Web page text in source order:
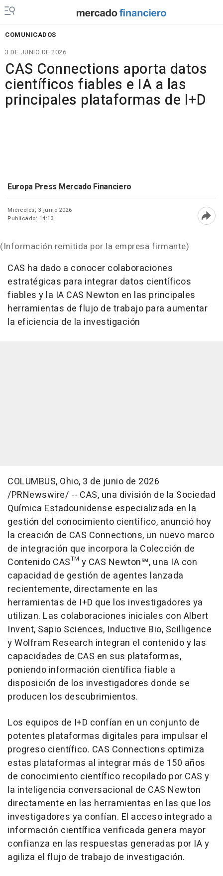
COMUNICADOS
3 DE JUNIO DE 2026
CAS Connections aporta datos
científicos fiables e IA a las
principales plataformas de I+D
Europa Press Mercado Financiero
Miércoles, 3 junio 2026
Publicado: 14:13
(Información remitida por la empresa firmante)
CAS ha dado a conocer colaboraciones
estratégicas para integrar datos científicos
fiables y la IA CAS Newton en las principales
herramientas de flujo de trabajo para aumentar
la eficiencia de la investigación
COLUMBUS, Ohio, 3 de junio de 2026
/PRNewswire/ -- CAS, una división de la Sociedad
Química Estadounidense especializada en la
gestión del conocimiento científico, anunció hoy
la creación de CAS Connections, un nuevo marco
de integración que incorpora la Colección de
Contenido CAS™ y CAS Newton℠, una IA con
capacidad de gestión de agentes lanzada
recientemente, directamente en las
herramientas de I+D que los investigadores ya
utilizan. Las colaboraciones iniciales con Albert
Invent, Sapio Sciences, Inductive Bio, Scilligence
y Wolfram Research integran el contenido y las
capacidades de CAS en sus plataformas,
poniendo información científica fiable a
disposición de los investigadores donde se
producen los descubrimientos.
Los equipos de I+D confían en un conjunto de
potentes plataformas digitales para impulsar el
progreso científico. CAS Connections optimiza
estas plataformas al integrar más de 150 años
de conocimiento científico recopilado por CAS y
la inteligencia conversacional de CAS Newton
directamente en las herramientas en las que los
investigadores ya confían. El acceso integrado a
información científica verificada genera mayor
confianza en las respuestas generadas por IA y
agiliza el flujo de trabajo de investigación.